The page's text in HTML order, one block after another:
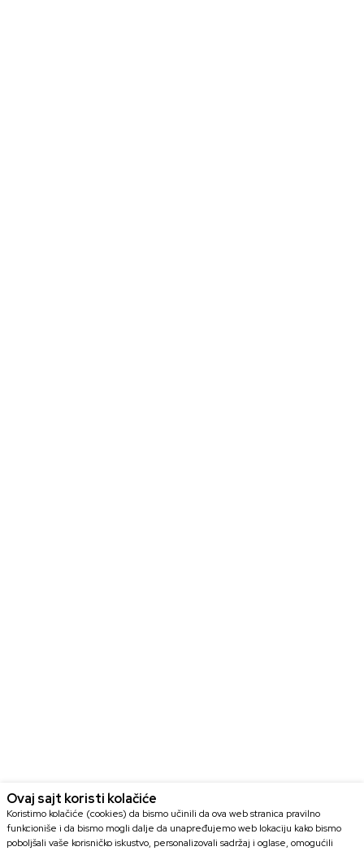
Ovaj sajt koristi kolačiće
Koristimo kolačiće (cookies) da bismo učinili da ova web stranica pravilno
funkcioniše i da bismo mogli dalje da unapređujemo web lokaciju kako bismo
poboljšali vaše korisničko iskustvo, personalizovali sadržaj i oglase, omogućili